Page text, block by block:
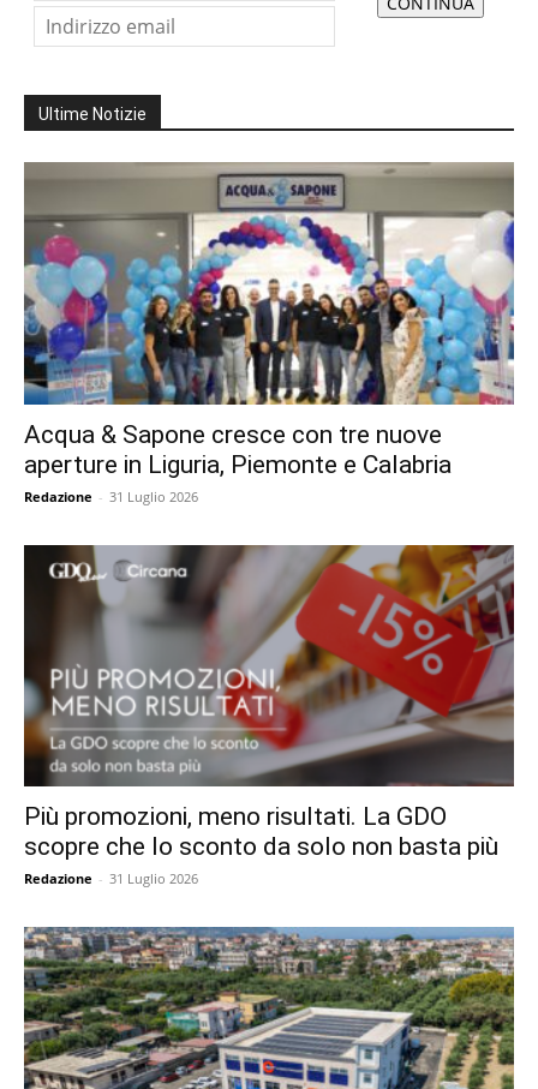
Ultime Notizie
Acqua & Sapone cresce con tre nuove
aperture in Liguria, Piemonte e Calabria
Redazione - 31 Luglio 2026
Più promozioni, meno risultati. La GDO
scopre che lo sconto da solo non basta più
Redazione - 31 Luglio 2026